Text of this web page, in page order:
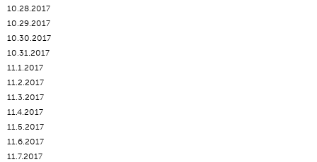
10.28.2017
10.29.2017
10.30.2017
10.31.2017
11.1.2017
11.2.2017
11.3.2017
11.4.2017
11.5.2017
11.6.2017
11.7.2017